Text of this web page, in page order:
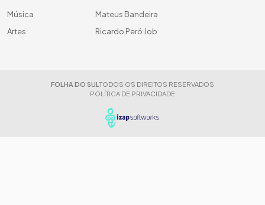
Música
Artes
Mateus Bandeira
Ricardo Peró Job
FOLHA DO SUL TODOS OS DIREITOS RESERVADOS
POLÍTICA DE PRIVACIDADE